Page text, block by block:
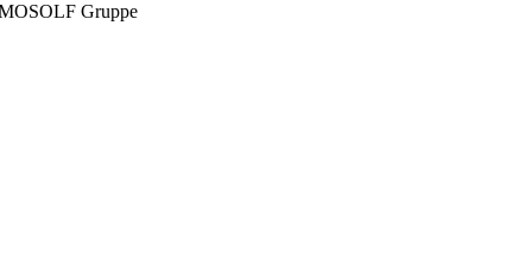
Gruppe